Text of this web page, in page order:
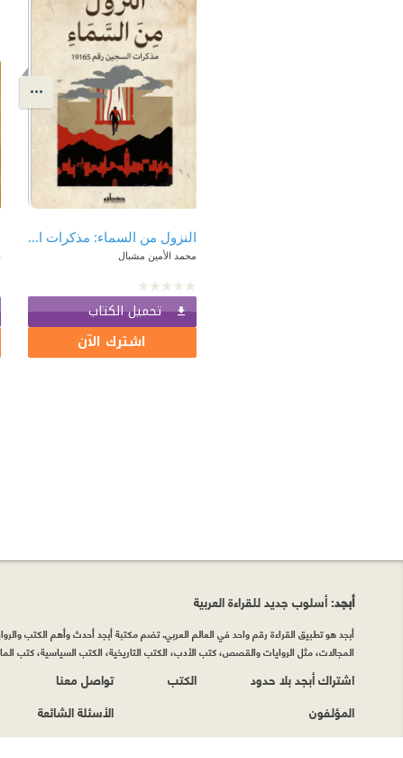
النزول من السماء: مذكرات السجين رقم 19165
محمد الأمين مشبال
تحميل الكتاب
اشترك الآن
أبجد: أسلوب جديد للقراءة العربية
أبجد هو تطبيق القراءة رقم واحد في العالم العربي. تضم مكتبة أبجد أحدث وأهم الكتب
المجالات، مثل الروايات والقصص، كتب الأدب، الكتب التاريخية، الكتب السياسية، كتب
اشتراك أبجد بلا حدود
المؤلفون
الكتب
تواصل معنا
الأسئلة الشائعة